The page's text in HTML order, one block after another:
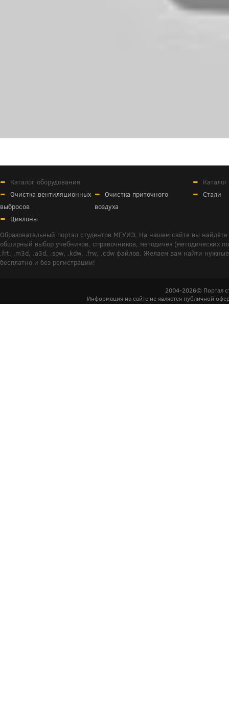
Каталог оборудования
Очистка вентиляционных
выбросов
Очистка приточного
воздуха
Циклоны
Стали
Образовательный портал студентов МГУИЭ. На нашем сайте вы
обширный выбор учебников, справочников, методичек (методических
.frt, .m3d, .a3d, .spw, .kdw, .frw, .cdw файлов. Желаем вам найти
бесплатно и без регистрации!
2004-2026© Портал
Информация на сайте не является публичной